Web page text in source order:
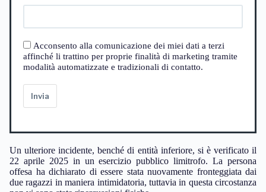
Acconsento alla comunicazione dei miei dati a terzi
affinché li trattino per proprie finalità di marketing tramite
modalità automatizzate e tradizionali di contatto.
Invia
Un ulteriore incidente, benché di entità inferiore, si è verificato il
22 aprile 2025 in un esercizio pubblico limitrofo. La persona
offesa ha dichiarato di essere stata nuovamente fronteggiata dai
due ragazzi in maniera intimidatoria, tuttavia in questa circostanza